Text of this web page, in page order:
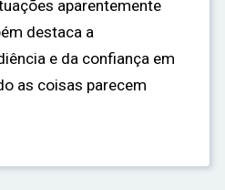
aparentemente
destaca a
e da confiança em
as coisas parecem